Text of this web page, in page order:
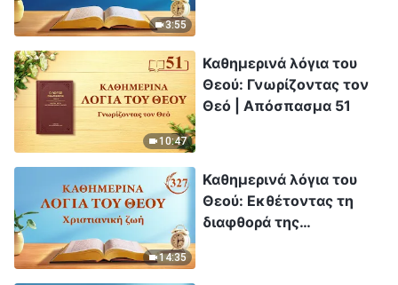
3:55
10:47
Καθημερινά λόγια του
Θεού: Γνωρίζοντας τον
Θεό | Απόσπασμα 51
14:35
Καθημερινά λόγια του
Θεού: Εκθέτοντας τη
διαφθορά της